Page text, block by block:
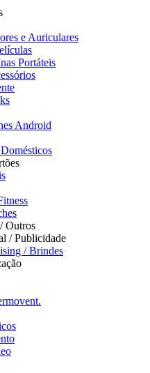
e Auriculares
Portáteis
Android
Outros
/ Publicidade
/ Brindes